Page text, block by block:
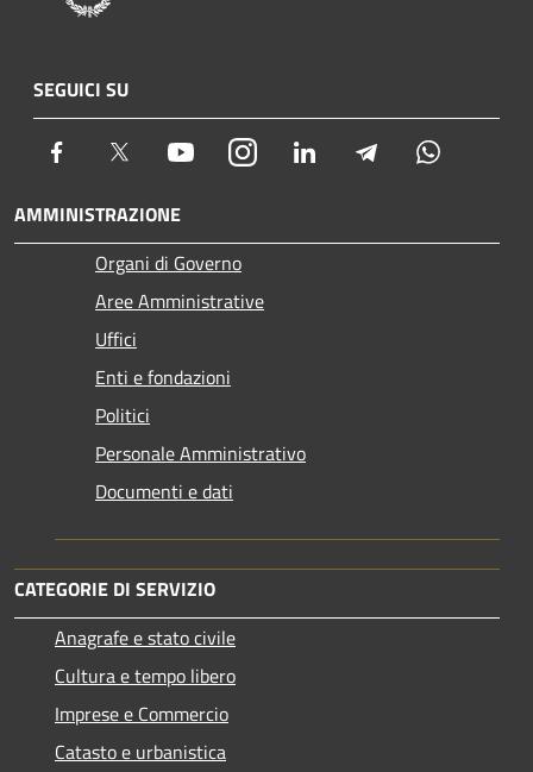
SEGUICI SU
Facebook Twitter YoutubeInstagram LinkedIn Telegram
AMMINISTRAZIONE
Organi di Governo
Aree Amministrative
Uffici
Enti e fondazioni
Politici
Personale Amministrativo
Documenti e dati
CATEGORIE DI SERVIZIO
Anagrafe e stato civile
Cultura e tempo libero
Imprese e Commercio
Catasto e urbanistica